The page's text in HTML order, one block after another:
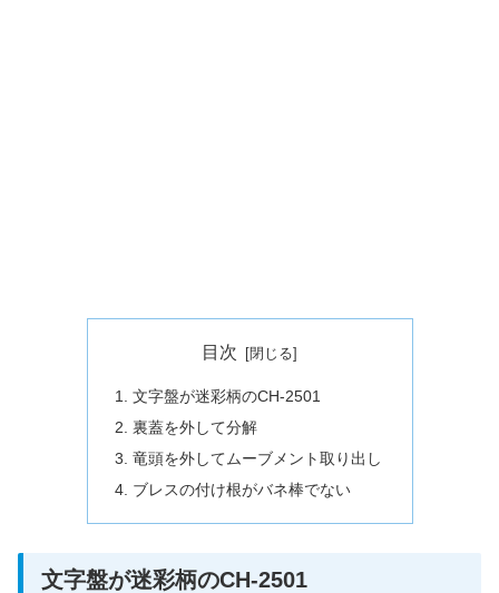
目次
文字盤が迷彩柄のCH-2501
裏蓋を外して分解
竜頭を外してムーブメント取り出し
ブレスの付け根がバネ棒でない
文字盤が迷彩柄のCH-2501